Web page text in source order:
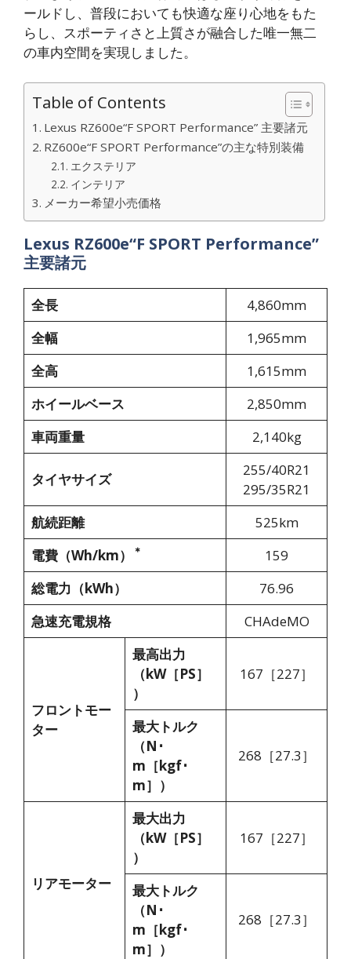
ールドし、普段においても快適な座り心地をもた
らし、スポーティさと上質さが融合した唯一無二
の車内空間を実現しました。
Table of Contents
Lexus RZ600e“F SPORT Performance” 主要諸元
RZ600e“F SPORT Performance”の主な特別装備
エクステリア
インテリア
メーカー希望小売価格
Lexus RZ600e“F SPORT Performance”
主要諸元
全長
4,860mm
全幅
1,965mm
全高
1,615mm
ホイールベース
2,850mm
車両重量
2,140kg
タイヤサイズ
255/40R21
295/35R21
航続距離
525km
電費（Wh/km）
＊
159
総電力（kWh）
76.96
急速充電規格
CHAdeMO
フロントモー
ター
最高出力
（kW［PS］
）
167［227］
最大トルク
（N･
m［kgf･
m］）
268［27.3］
リアモーター
最大出力
（kW［PS］
）
167［227］
最大トルク
（N･
m［kgf･
m］）
268［27.3］